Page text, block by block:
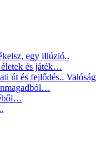
egy illúzió..
életek és játék…
út és fejlődés.. Valóság